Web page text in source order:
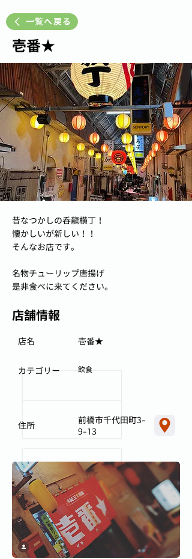
一覧へ戻る
壱番★
昔なつかしの呑龍横丁！
懐かしいが新しい！！
そんなお店です。
名物チューリップ唐揚げ
是非食べに来てください。
店舗情報
壱番★
店名
飲食
カテゴリー
前橋市千代田町3-
9-13
住所